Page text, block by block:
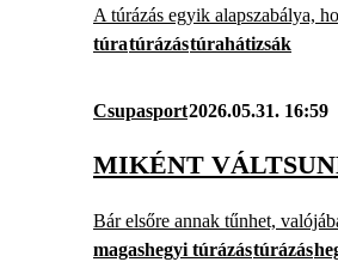
A túrázás egyik alapszabálya,
túratúrázástúrahátizsák
Csupasport2026.05.31. 16:59
MIKÉNT
Bár elsőre annak tűnhet,
magashegyi túrázástúrázás